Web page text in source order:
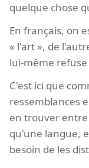
quelque chose
En français, on
« l'art », de
lui-même
C'est ici que
ressemblances
en trouver
qu'une langue,
besoin de les